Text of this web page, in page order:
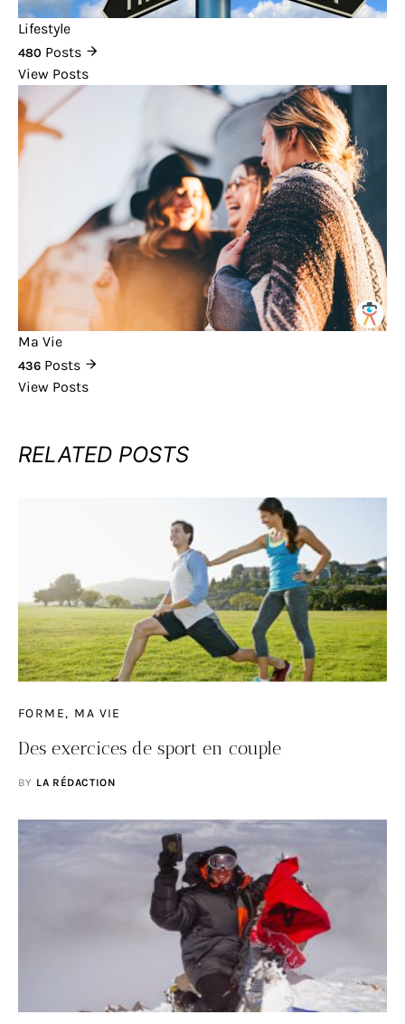
Lifestyle
480 Posts
View Posts
Ma Vie
436 Posts
View Posts
RELATED POSTS
FORME MA VIE
Des exercices de sport en couple
BY LA RÉDACTION